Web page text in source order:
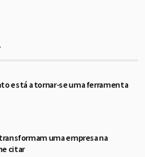
está a tornar-se uma ferramenta
uma empresa na
citar